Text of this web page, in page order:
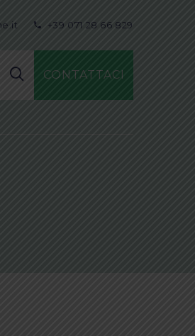
+39 071 28 66 829
CONTATTACI